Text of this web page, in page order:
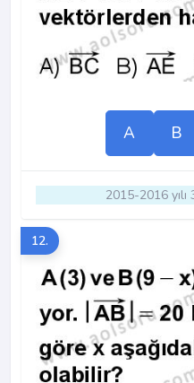
A B
2015-2016
12.